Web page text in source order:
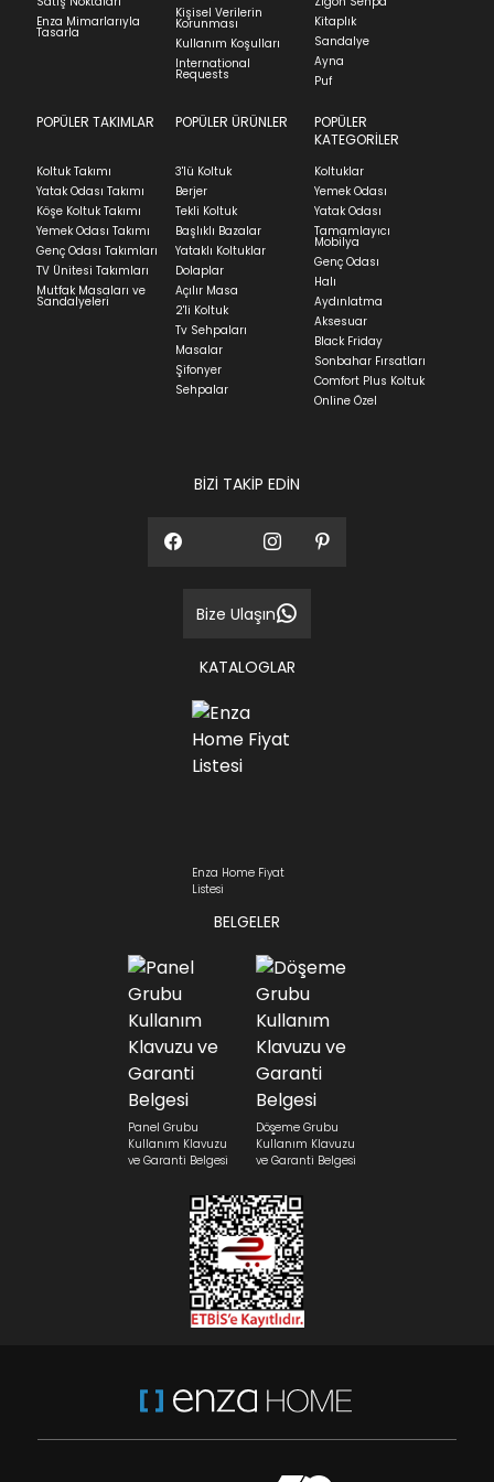
Stock moves super-fast. This look-up is an
indication of where stock might be available but
we can't guarantee it'll be there for long.
görmemiş, kurulumunun yapılmamış ve
kullanılmamış olması gerekmektedir.
İade ve Değişim bölümünü ziyaret ediniz.
Teslimat
Ev tekstili siparişlerinizin kargoya verilme süresi
ortalama 5-24 iş günüdür.
Yatak siparişlerinizin teslim süresi yaşadığınız şehre
ve ürünün stok durumuna göre ortalama 5-24 iş
günüdür.
Panel ve Döşeme grubu ürün siparişlerinizin teslim
süresi yaşadığınız şehre ve ürünün stok durumuna
göre ortalama 30-45 iş günüdür.
Siparişlerim bölümünden sürecinizi takip edebilirsiniz.
Sıkça Sorulan Sorularbölümünü ziyaret
Enza Mimarlarıyla
Tasarla
Kişisel Verilerin
Korunması
Kullanım Koşulları
International
Requests
Kitaplık
Sandalye
Ayna
Puf
POPÜLER TAKIMLAR
Koltuk Takımı
Yatak Odası Takımı
Köşe Koltuk Takımı
Yemek Odası Takımı
Genç Odası Takımları
TV Ünitesi Takımları
Mutfak Masaları ve
Sandalyeleri
POPÜLER ÜRÜNLER
3'lü Koltuk
Berjer
Tekli Koltuk
Başlıklı Bazalar
Yataklı Koltuklar
Dolaplar
Açılır Masa
2'li Koltuk
Tv Sehpaları
Masalar
Şifonyer
Sehpalar
POPÜLER
KATEGORİLER
Koltuklar
Yemek Odası
Yatak Odası
Tamamlayıcı
Mobilya
Genç Odası
Halı
Aydınlatma
Aksesuar
Black Friday
Sonbahar Fırsatları
Comfort Plus Koltuk
Online Özel
BİZİ TAKİP EDİN
Bize Ulaşın
KATALOGLAR
Enza Home Fiyat
Listesi
BELGELER
Panel Grubu
Kullanım Klavuzu
ve Garanti Belgesi
Döşeme Grubu
Kullanım Klavuzu
ve Garanti Belgesi